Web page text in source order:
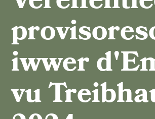
iwwer
vu